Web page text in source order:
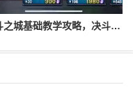
决斗之城基础教学攻略，决斗之城教学攻略2111